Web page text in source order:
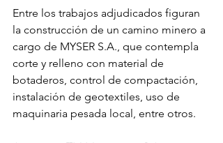
Entre los trabajos adjudicados figuran
la construcción de un camino minero a
cargo de MYSER S.A., que contempla
corte y relleno con material de
botaderos, control de compactación,
instalación de geotextiles, uso de
maquinaria pesada local, entre otros.